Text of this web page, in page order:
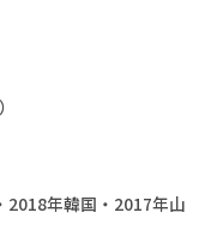
2018年韓国・2017年山